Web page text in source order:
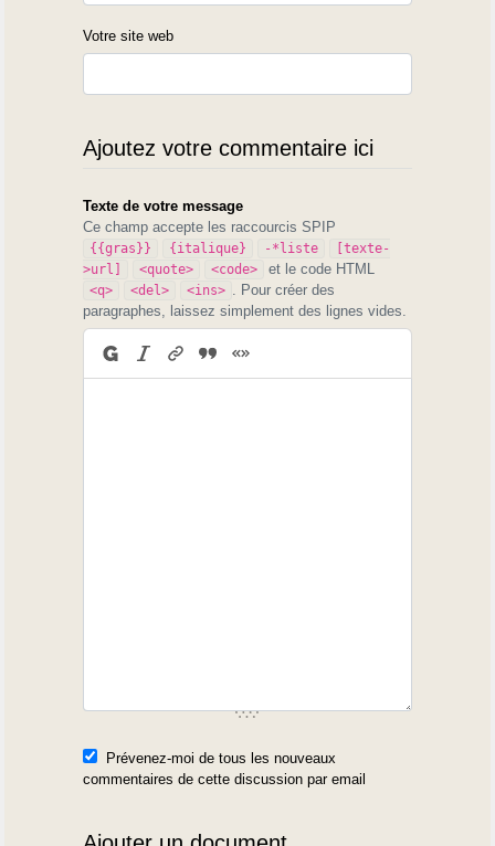
Votre site web
Ajoutez votre commentaire ici
Texte de votre message
Ce champ accepte les raccourcis SPIP
{{gras}} {italique} -*liste
[texte-
>url]
<quote> <code> et le code HTML
<q> <del> <ins> . Pour créer des
paragraphes, laissez simplement des lignes vides.
Prévenez-moi de tous les nouveaux
commentaires de cette discussion par email